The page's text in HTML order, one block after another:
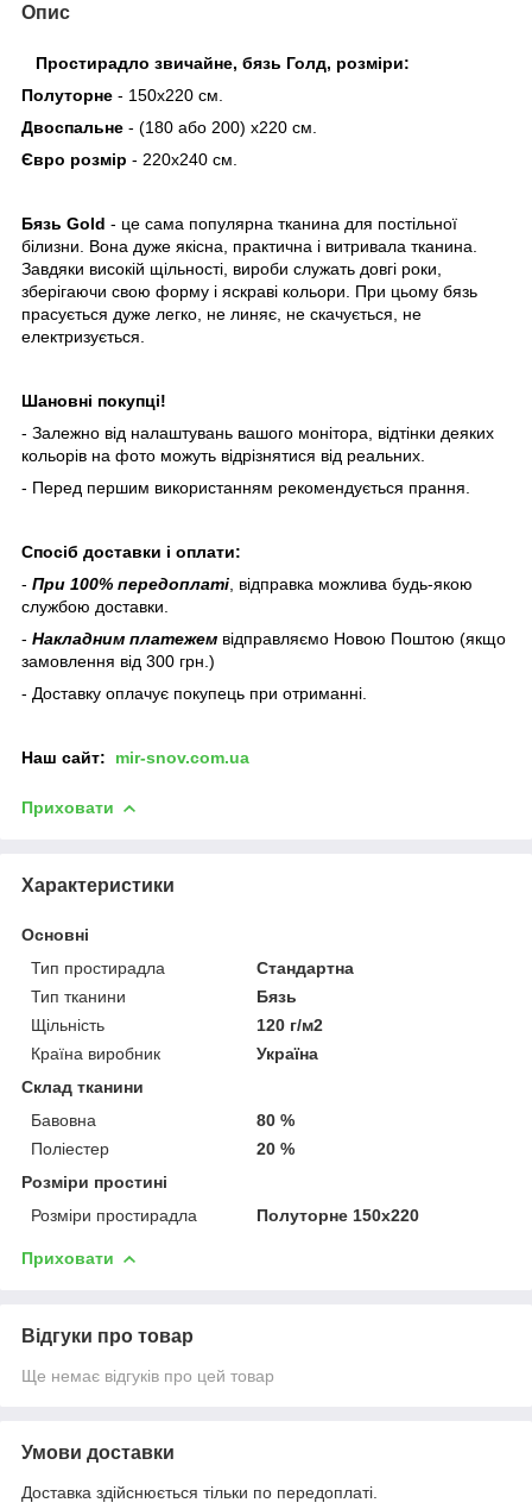
Опис
Простирадло звичайне, бязь Голд, розміри:
Полуторне - 150х220 см.
Двоспальне - (180 або 200) х220 см.
Євро розмір - 220х240 см.
Бязь Gold - це сама популярна тканина для постільної
білизни. Вона дуже якісна, практична і витривала тканина.
Завдяки високій щільності, вироби служать довгі роки,
зберігаючи свою форму і яскраві кольори. При цьому бязь
прасується дуже легко, не линяє, не скачується, не
електризується.
Шановні покупці!
- Залежно від налаштувань вашого монітора, відтінки деяких
кольорів на фото можуть відрізнятися від реальних.
- Перед першим використанням рекомендується прання.
Спосіб доставки і оплати:
- При 100% передоплаті , відправка можлива будь-якою
службою доставки.
- Накладним платежем відправляємо Новою Поштою (якщо
замовлення від 300 грн.)
- Доставку оплачує покупець при отриманні.
Наш сайт: mir-snov.com.ua
Приховати
Характеристики
Основні
Тип простирадла
Стандартна
Тип тканини
Бязь
Щільність
120 г/м2
Країна виробник
Україна
Склад тканини
Бавовна
80 %
Поліестер
20 %
Розміри простині
Розміри простирадла
Полуторне 150х220
Приховати
Відгуки про товар
Ще немає відгуків про цей товар
Умови доставки
Доставка здійснюється тільки по передоплаті.